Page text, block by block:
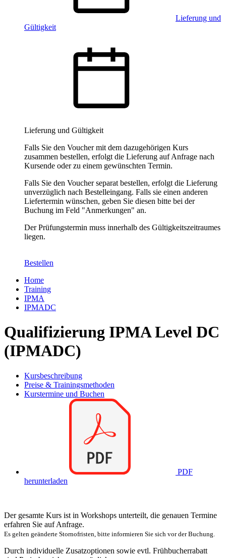
Lieferung und
Gültigkeit
Lieferung und Gültigkeit
Falls Sie den Voucher mit dem dazugehörigen Kurs
zusammen bestellen, erfolgt die Lieferung auf Anfrage nach
Kursende oder zu einem gewünschten Termin.
Falls Sie den Voucher separat bestellen, erfolgt die Lieferung
unverzüglich nach Bestelleingang. Falls sie einen anderen
Liefertermin wünschen, geben Sie diesen bitte bei der
Buchung im Feld "Anmerkungen" an.
Der Prüfungstermin muss innerhalb des Gültigkeitszeitraumes
liegen.
Bestellen
Home
Training
IPMA
IPMADC
Qualifizierung IPMA Level DC
(IPMADC)
Kursbeschreibung
Preise & Trainingsmethoden
Kurstermine und Buchen
PDF
herunterladen
Der gesamte Kurs ist in Workshops unterteilt, die genauen Termine
erfahren Sie auf Anfrage.
Es gelten geänderte Stornofristen, bitte informieren Sie sich vor der Buchung.
Durch individuelle Zusatzoptionen sowie evtl. Frühbucherrabatt